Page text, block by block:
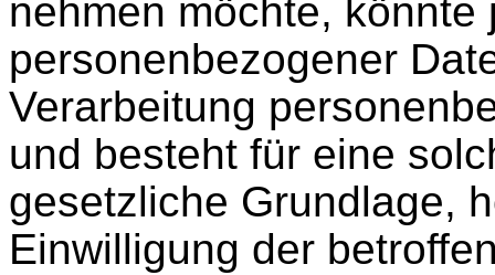
nehmen möchte,
personenbezogener
Verarbeitung
und besteht für eine
gesetzliche Grundlage,
Einwilligung der